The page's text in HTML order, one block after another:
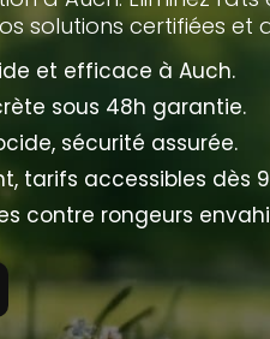
solutions certifiées et
et efficace à Auch.
sous 48h garantie.
sécurité assurée.
tarifs accessibles dès
contre rongeurs